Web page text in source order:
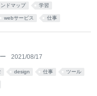
ドマップ 学習
webサービス 仕事
2021/08/17
design 仕事 ツール